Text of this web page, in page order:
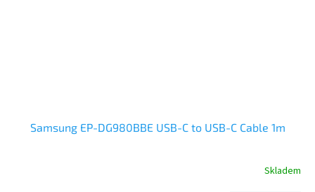
Samsung EP-DG980BBE USB-C to USB-C Cable 1m
Skladem